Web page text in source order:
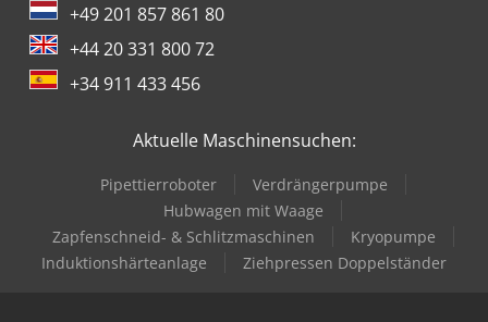
+49 201 857 861 80
+44 20 331 800 72
+34 911 433 456
Aktuelle Maschinensuchen:
Pipettierroboter
Verdrängerpumpe
Hubwagen mit Waage
Zapfenschneid- & Schlitzmaschinen
Kryopumpe
Induktionshärteanlage
Ziehpressen Doppelständer